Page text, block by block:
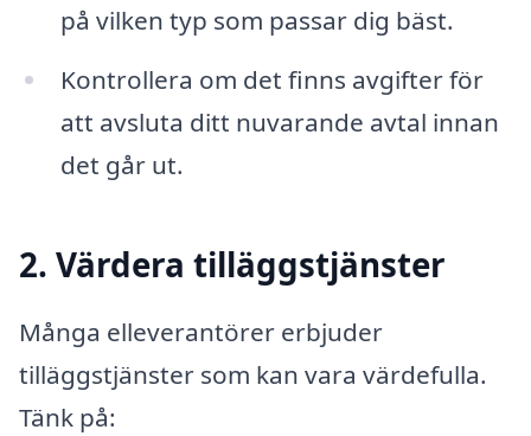
på vilken typ som passar dig bäst.
Kontrollera om det finns avgifter för
att avsluta ditt nuvarande avtal innan
det går ut.
2. Värdera tilläggstjänster
Många elleverantörer erbjuder
tilläggstjänster som kan vara värdefulla.
Tänk på: